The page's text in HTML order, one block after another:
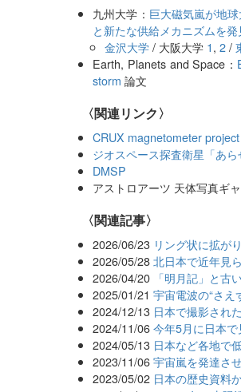
九州大学： 巨大磁気嵐が地
と新たな供給メカニズムを
金沢大学/ 大阪大学 1, 2/
Earth, Planets and Space：
storm 論文
〈関連リンク〉
CRUX magnetometer project
ジオスペース探査衛星「あら
DMSP
アストロアーツ 天体写真ギ
関連記事
2026/06/23 リング状に拡が
2026/05/28 北日本で近年見
2026/04/20 「明月記」と古
2025/01/21 宇宙電波の“さ
2024/12/13 日本で撮影され
2024/11/06 今年5月に日本
2024/05/13 日本など各地で
2023/11/06 宇宙嵐を発達さ
2023/05/02 日本の歴史資料